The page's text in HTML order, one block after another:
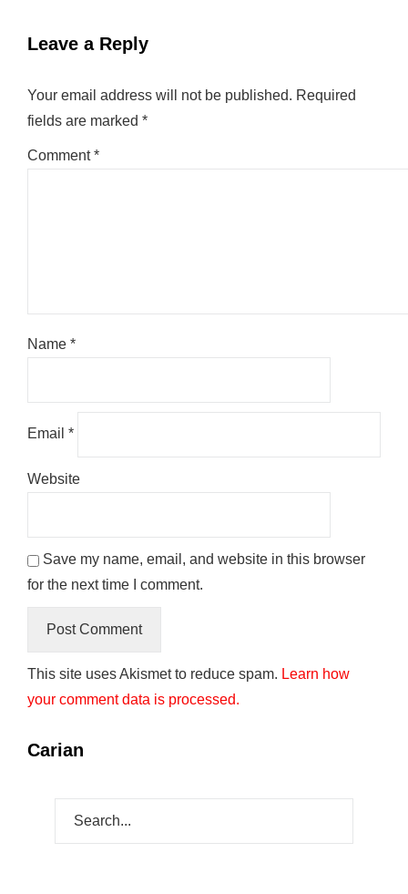
Leave a Reply
Your email address will not be published. Required
fields are marked *
Comment*
Name *
Email *
Website
Save my name, email, and website in this browser
for the next time I comment.
This site uses Akismet to reduce spam. Learn how
your comment data is processed.
Carian